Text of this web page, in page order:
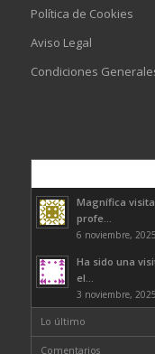
Política de Cookies
Aviso Legal
Condiciones
Magnífica
profe...
6 noviembre,
Ha sido una
el...
3 noviembre,
Lo último
Comentarios